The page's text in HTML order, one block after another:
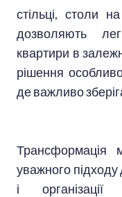
стільці, столи
дозволяють
квартири в
рішення
де важливо
Трансформація
уважного
і організації